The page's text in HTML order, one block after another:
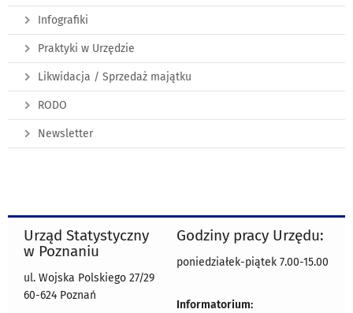
Infografiki
Praktyki w Urzędzie
Likwidacja / Sprzedaż majątku
RODO
Newsletter
Urząd Statystyczny
w Poznaniu
ul. Wojska Polskiego 27/29
60-624 Poznań
Godziny pracy Urzędu:
poniedziałek-piątek 7.00-15.00
Informatorium: